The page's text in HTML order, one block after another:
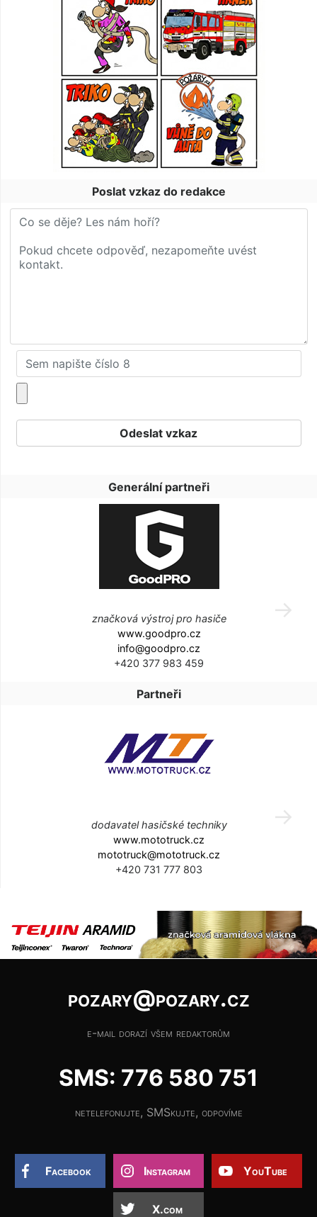
Poslat vzkaz do redakce
Generální partneři
značková výstroj pro hasiče
www.goodpro.cz
info@goodpro.cz
+420 377 983 459
Partneři
dodavatel hasičské techniky
www.mototruck.cz
mototruck@mototruck.cz
+420 731 777 803
pozary@pozary.cz
e-mail dorazí všem redaktorům
SMS: 776 580 751
netelefonujte, SMSkujte, odpovíme
Facebook Instagram YouTube
X.com